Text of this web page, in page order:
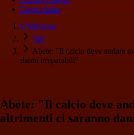
Coppa Italia
Il Milanista
figc
Abete: "Il calcio deve andare
danni irreparabili"
Abete: "Il calcio deve
altrimenti ci saranno